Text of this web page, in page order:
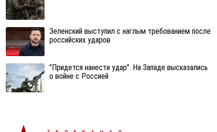
Зеленский выступил с наглым требованием после
российских ударов
"Придется нанести удар". На Западе высказались
о войне с Россией